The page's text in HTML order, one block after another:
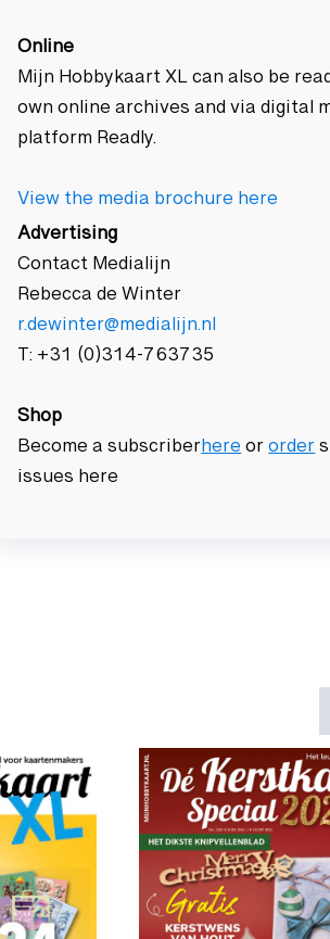
Online
Mijn Hobbykaart XL can also be
own online archives and via digital
platform Readly.
View the media brochure here
Advertising
Contact Medialijn
Rebecca de Winter
r.dewinter@medialijn.nl
T: +31 (0)314-763735
Shop
Become a subscriberhereororder
issues here